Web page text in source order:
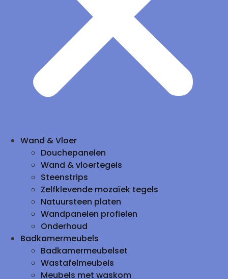
Wand & Vloer
Douchepanelen
Wand & vloertegels
Steenstrips
Zelfklevende mozaïek tegels
Natuursteen platen
Wandpanelen profielen
Onderhoud
Badkamermeubels
Badkamermeubelset
Wastafelmeubels
Meubels met waskom